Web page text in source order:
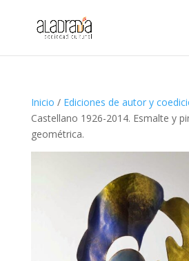
Inicio / Ediciones de autor y
Castellano 1926-2014. Esmalte y
geométrica.